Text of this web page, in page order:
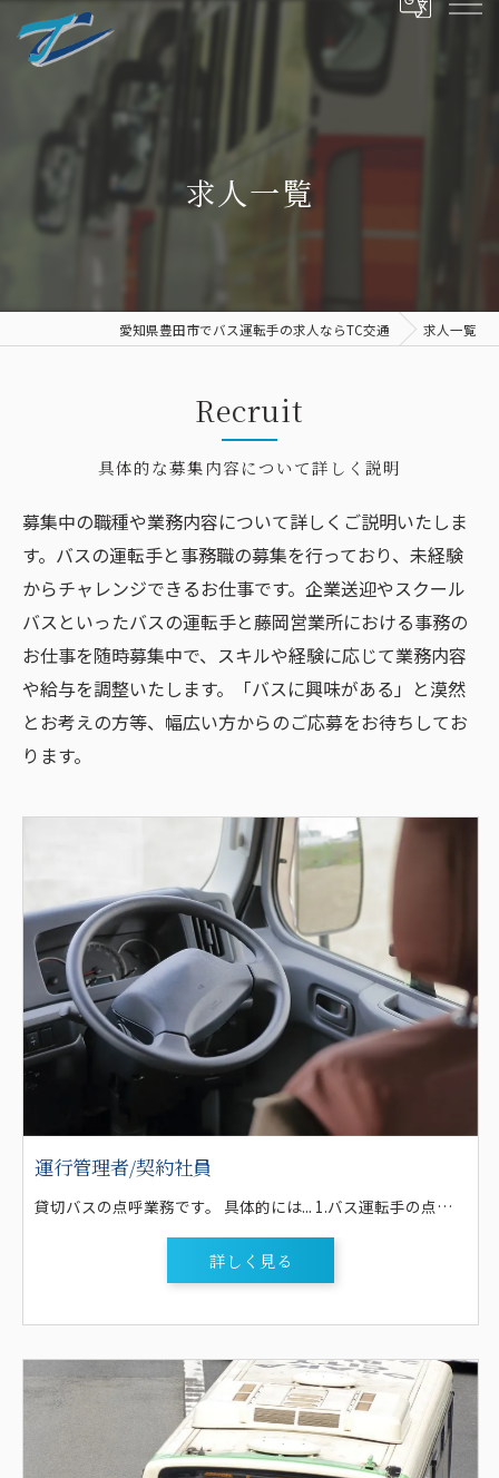
求人一覧
愛知県豊田市でバス運転手の求人ならTC交通 求人一覧
Recruit
具体的な募集内容について詳しく説明
募集中の職種や業務内容について詳しくご説明いたしま
す。バスの運転手と事務職の募集を行っており、未経験
からチャレンジできるお仕事です。企業送迎やスクール
バスといったバスの運転手と藤岡営業所における事務の
お仕事を随時募集中で、スキルや経験に応じて業務内容
や給与を調整いたします。「バスに興味がある」と漠然
とお考えの方等、幅広い方からのご応募をお待ちしてお
ります。
運行管理者/契約社員
貸切バスの点呼業務です。 具体的には... 1.バス運転手の点呼業務(早朝や夜間・土曜日・日曜日等) ※乗務員のアルコール検査機を使用したアルコールチェック。免許証の確認。健康状態 や睡眠時間等のチェックなどを行い、運行の可否を決定します。 2.各種運行管理業務 ※車両点検表のチェックや業務日報の管理 3.渋滞情報や事故情報の伝達 4.緊急時の無線連絡 【研修制度】 1ヶ月程度 ・課長・主任による教養 ・実務見習い ・定期便のルート見習い ・毎月の乗務員研修会 等 ※先輩がマンツーマンで指導をします！
詳しく見る